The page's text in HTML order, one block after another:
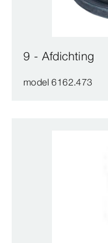
9 - Afdichting
model 6162.473